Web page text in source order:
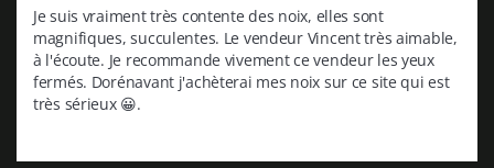
Je suis vraiment très contente des noix, elles sont
magnifiques, succulentes. Le vendeur Vincent très aimable,
à l'écoute. Je recommande vivement ce vendeur les yeux
fermés. Dorénavant j'achèterai mes noix sur ce site qui est
très sérieux 😀.